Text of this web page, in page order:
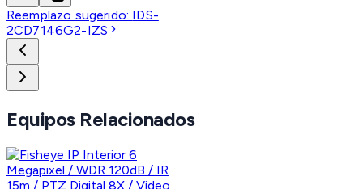
Reemplazo sugerido: IDS-
2CD7146G2-IZS
Equipos Relacionados